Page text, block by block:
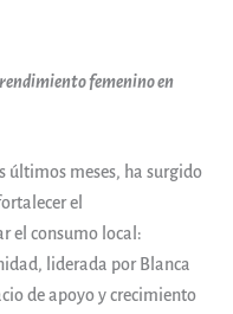
femenino en
últimos meses, ha surgido
el
el consumo local:
liderada por Blanca
de apoyo y crecimiento